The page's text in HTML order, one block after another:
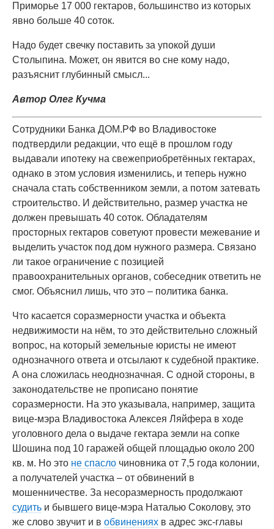
Приморье 17 000 гектаров, большинство из которых
явно больше 40 соток.
Надо будет свечку поставить за упокой души
Столыпина. Может, он явится во сне кому надо,
разъяснит глубинный смысл...
Автор Олег Кучма
Сотрудники Банка ДОМ.РФ во Владивостоке
подтвердили редакции, что ещё в прошлом году
выдавали ипотеку на свежеприобретённых гектарах,
однако в этом условия изменились, и теперь нужно
сначала стать собственником земли, а потом затевать
строительство. И действительно, размер участка не
должен превышать 40 соток. Обладателям
просторных гектаров советуют провести межевание и
выделить участок под дом нужного размера. Связано
ли такое ограничение с позицией
правоохранительных органов, собеседник ответить не
смог. Объяснил лишь, что это – политика банка.
Что касается соразмерности участка и объекта
недвижимости на нём, то это действительно сложный
вопрос, на который земельные юристы не имеют
однозначного ответа и отсылают к судебной практике.
А она сложилась неоднозначная. С одной стороны, в
законодательстве не прописано понятие
соразмерности. На это указывала, например, защита
вице-мэра Владивостока Алексея Ляйфера в ходе
уголовного дела о выдаче гектара земли на сопке
Шошина под 10 гаражей общей площадью около 200
кв. м. Но это не спасло чиновника от 7,5 года колонии,
а получателей участка – от обвинений в
мошенничестве. За несоразмерность продолжают
судить и бывшего вице-мэра Наталью Соколову, это
же слово звучит и в обвинениях в адрес экс-главы